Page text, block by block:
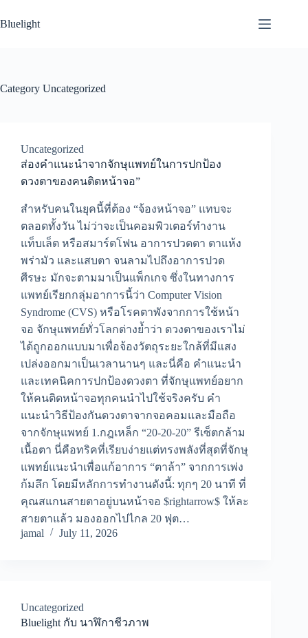
to
content
Bluelight
Category Uncategorized
Uncategorized
ส่องคำแนะนำจากจักษุแพทย์ในการปกป้อง
ดวงตาของคนติดหน้าจอ”
สำหรับคนในยุคนี้ที่ต้อง “จ้องหน้าจอ” แทบจะ
ตลอดทั้งวัน ไม่ว่าจะเป็นคอมพิวเตอร์ทำงาน
แท็บเล็ต หรือสมาร์ตโฟน อาการปวดตา ตาแห้ง
พร่ามัว และแสบตา จนลามไปถึงอาการปวด
ศีรษะ มักจะตามมาเป็นแพ็กเกจ ซึ่งในทางการ
แพทย์เรียกกลุ่มอาการนี้ว่า Computer Vision
Syndrome (CVS) หรือโรคตาพังจากการใช้หน้า
จอ จักษุแพทย์ทั่วโลกต่างย้ำว่า ดวงตาของเราไม่
ได้ถูกออกแบบมาเพื่อจ้องวัตถุระยะใกล้ที่มีแสง
เปล่งออกมาเป็นเวลานานๆ และนี่คือ คำแนะนำ
และเทคนิคการปกป้องดวงตา ที่จักษุแพทย์อยาก
ให้คนติดหน้าจอทุกคนนำไปใช้จริงครับ คำ
แนะนำวิธีป้องกันดวงตาจากจอคอมและมือถือ
จากจักษุแพทย์ 1.กฎเหล็ก “20-20-20” รีเซ็ตกล้าม
เนื้อตา นี่คือทริคที่เรียบง่ายแต่ทรงพลังที่สุดที่จักษุ
แพทย์แนะนำเพื่อแก้อาการ “ตาล้า” จากการเพ่ง
ก้มลึก โดยมีหลักการทำงานดังนี้: ทุกๆ 20 นาที ที่
คุณสแกนสายตาอยู่บนหน้าจอ $rightarrow$ ให้ละ
สายตาแล้ว มองออกไปไกล 20 ฟุต…
jamal
July 11, 2026
Uncategorized
Bluelight กับ นาฬิกาชีวภาพ